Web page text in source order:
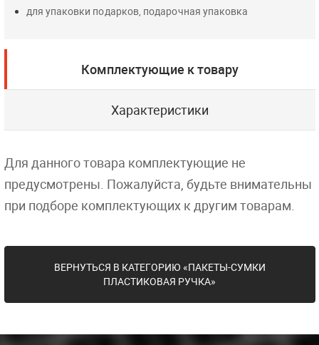
для упаковки подарков, подарочная упаковка
Комплектующие к товару
Характеристики
Для данного товара комплектующие не
предусмотрены. Пожалуйста, будьте внимательны
при подборе комплектующих к другим товарам.
ВЕРНУТЬСЯ В КАТЕГОРИЮ «ПАКЕТЫ-СУМКИ
ПЛАСТИКОВАЯ РУЧКА»